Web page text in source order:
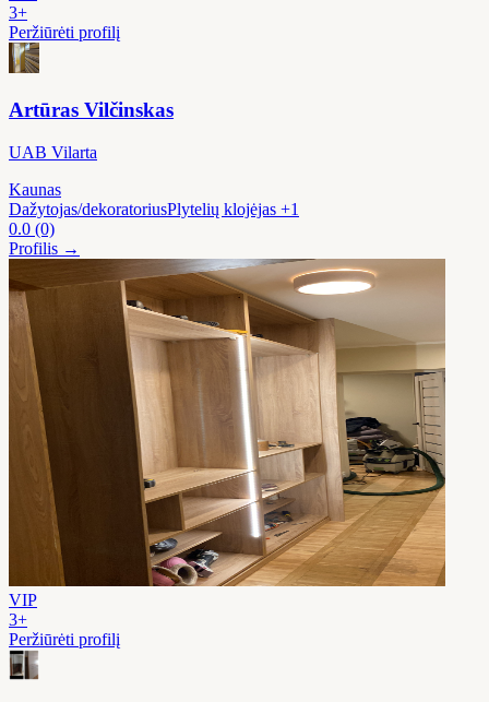
3+
Peržiūrėti profilį
Artūras Vilčinskas
UAB Vilarta
Kaunas
Dažytojas/dekoratoriusPlytelių klojėjas +1
0.0 (0)
Profilis →
VIP
3+
Peržiūrėti profilį